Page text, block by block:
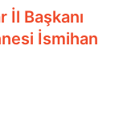
İl Başkanı
İsmihan